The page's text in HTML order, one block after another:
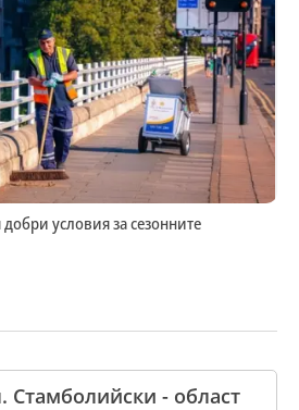
условия за сезонните
Стамболийски - област